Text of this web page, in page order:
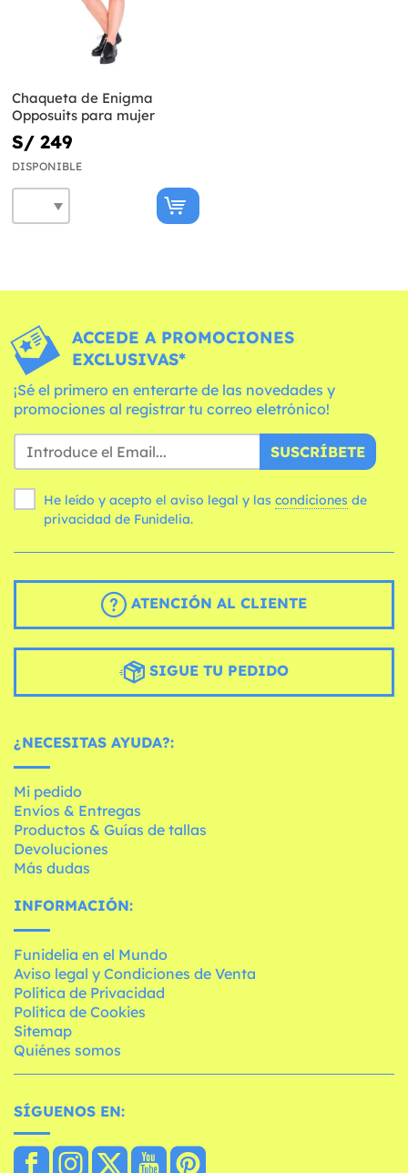
Chaqueta de Enigma
Opposuits para mujer
S/ 249
DISPONIBLE
ACCEDE A PROMOCIONES
EXCLUSIVAS*
¡Sé el primero en enterarte de las novedades y
promociones al registrar tu correo eletrónico!
SUSCRÍBETE
He leído y acepto el aviso legal y las condiciones
privacidad de Funidelia.
ATENCIÓN AL CLIENTE
SIGUE TU PEDIDO
¿NECESITAS AYUDA?:
Mi pedido
Envíos & Entregas
Productos & Guías de tallas
Devoluciones
Más dudas
INFORMACIÓN:
Funidelia en el Mundo
Aviso legal y Condiciones de Venta
Política de Privacidad
Política de Cookies
Sitemap
Quiénes somos
SÍGUENOS EN: